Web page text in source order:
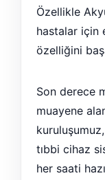
Özellikle
hastalar için
özelliğini
Son derece
muayene
tıbbi cihaz
her saati